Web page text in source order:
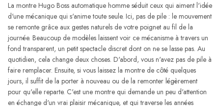
La montre Hugo Boss automatique homme séduit ceux qui aiment l'idée
d'une mécanique qui s'anime toute seule. Ici, pas de pile : le mouvement
se remonte grâce aux gestes naturels de votre poignet au fil de la
journée. Beaucoup de modèles laissent voir ce mécanisme à travers un
fond transparent, un petit spectacle discret dont on ne se lasse pas. Au
quotidien, cela change deux choses. D'abord, vous n'avez pas de pile à
faire remplacer. Ensuite, si vous laissez la montre de côté quelques
jours, il suffit de la porter à nouveau ou de la remonter légèrement
pour qu'elle reparte. C'est une montre qui demande un peu d'attention
en échange d'un vrai plaisir mécanique, et qui traverse les années